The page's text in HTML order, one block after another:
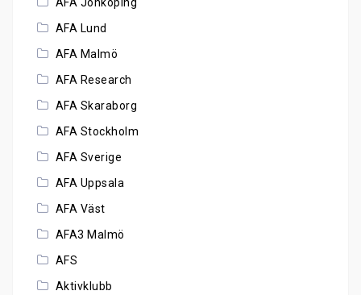
AFA Lund
AFA Malmö
AFA Research
AFA Skaraborg
AFA Stockholm
AFA Sverige
AFA Uppsala
AFA Väst
AFA3 Malmö
AFS
Aktivklubb